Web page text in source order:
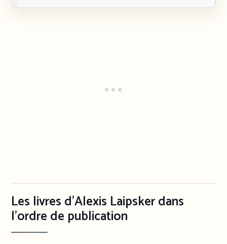
Les livres d’Alexis Laipsker dans
l’ordre de publication